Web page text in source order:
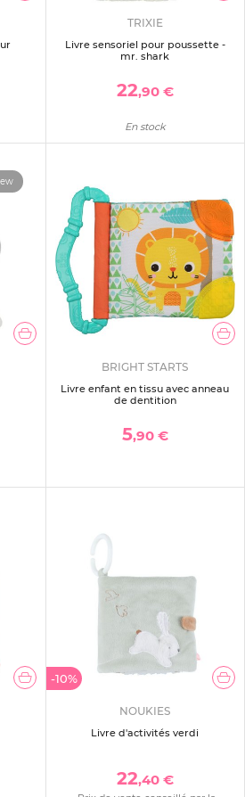
TRIXIE
Livre sensoriel pour poussette -
mr. shark
22,90 €
En stock
BRIGHT STARTS
Livre enfant en tissu avec anneau
de dentition
5,90 €
-10%
NOUKIES
Livre d'activités verdi
22,40 €